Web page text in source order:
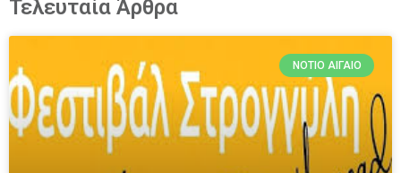
Τελευταία Άρθρα
ΝΌΤΙΟ ΑΙΓΑΊΟ